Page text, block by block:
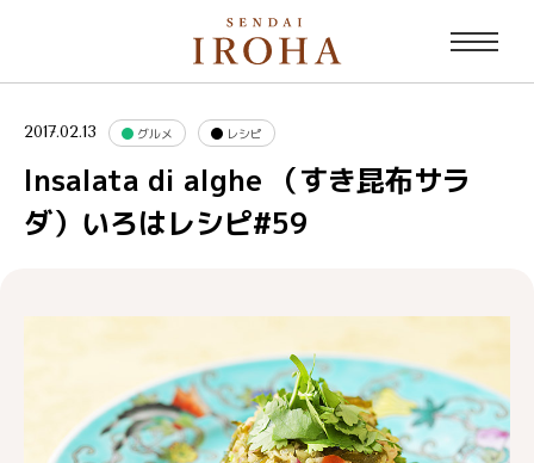
2017.02.13 グルメ レシピ
Insalata di alghe （すき昆布サラ
ダ）いろはレシピ#59